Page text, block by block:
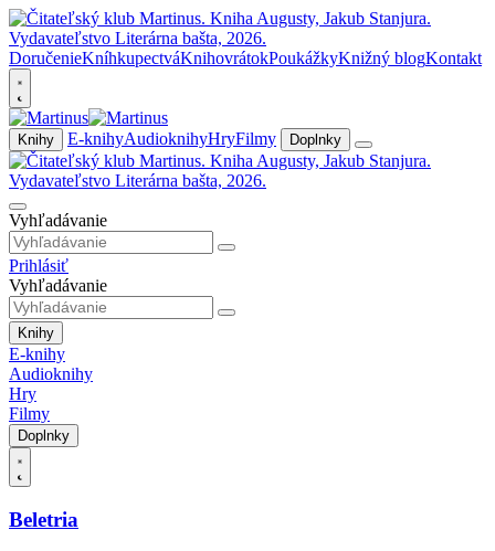
DoručenieKníhkupectváKnihovrátokPoukážkyKnižný blogKontakt
Knihy E-knihyAudioknihyHryFilmy Doplnky
Vyhľadávanie
Prihlásiť
Vyhľadávanie
Knihy
E-knihy
Audioknihy
Hry
Filmy
Doplnky
Beletria